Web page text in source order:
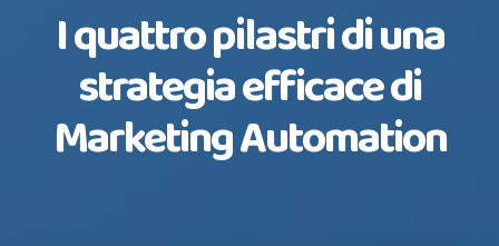
I quattro pilastri di una
strategia efficace di
Marketing Automation